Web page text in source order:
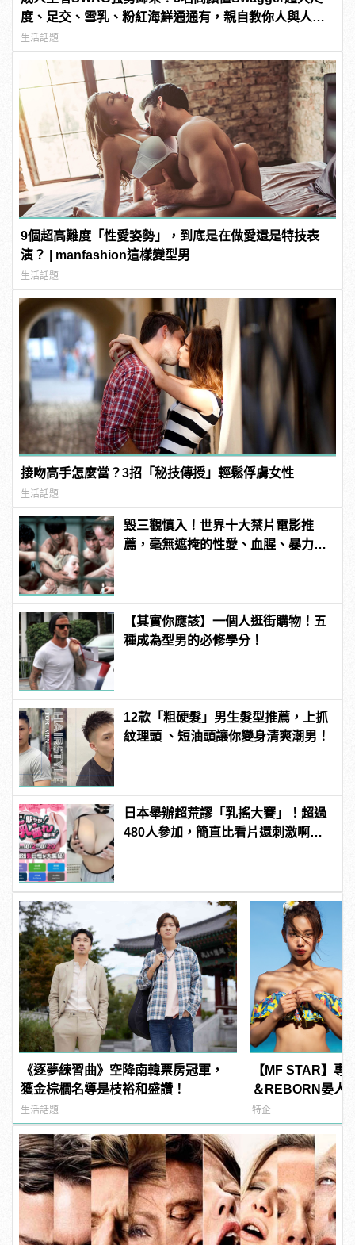
度、足交、雪乳、粉紅海鮮通通有，親自教你人與人的
連結！ | manfashion這樣變型男
生活話題
9個超高難度「性愛姿勢」，到底是在做愛還是特技表
演？ | manfashion這樣變型男
生活話題
接吻高手怎麼當？3招「秘技傳授」輕鬆俘虜女性
生活話題
毀三觀慎入！世界十大禁片電影推
薦，毫無遮掩的性愛、血腥、暴力、
【其實你應該】一個人逛街購物！五
種成為型男的必修學分！
12款「粗硬髮」男生髮型推薦，上抓
紋理頭 、短油頭讓你變身清爽潮男！
日本舉辦超荒謬「乳搖大賽」！超過
480人參加，簡直比看片還刺激啊！ |
《逐夢練習曲》空降南韓票房冠軍，
獲金棕櫚名導是枝裕和盛讚！
生活話題
【MF STAR】專
＆REBORN晏人
寫真，你想傳達
特企